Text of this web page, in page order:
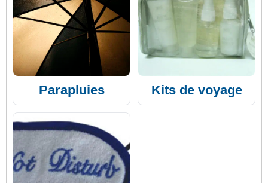
Parapluies Kits de voyage